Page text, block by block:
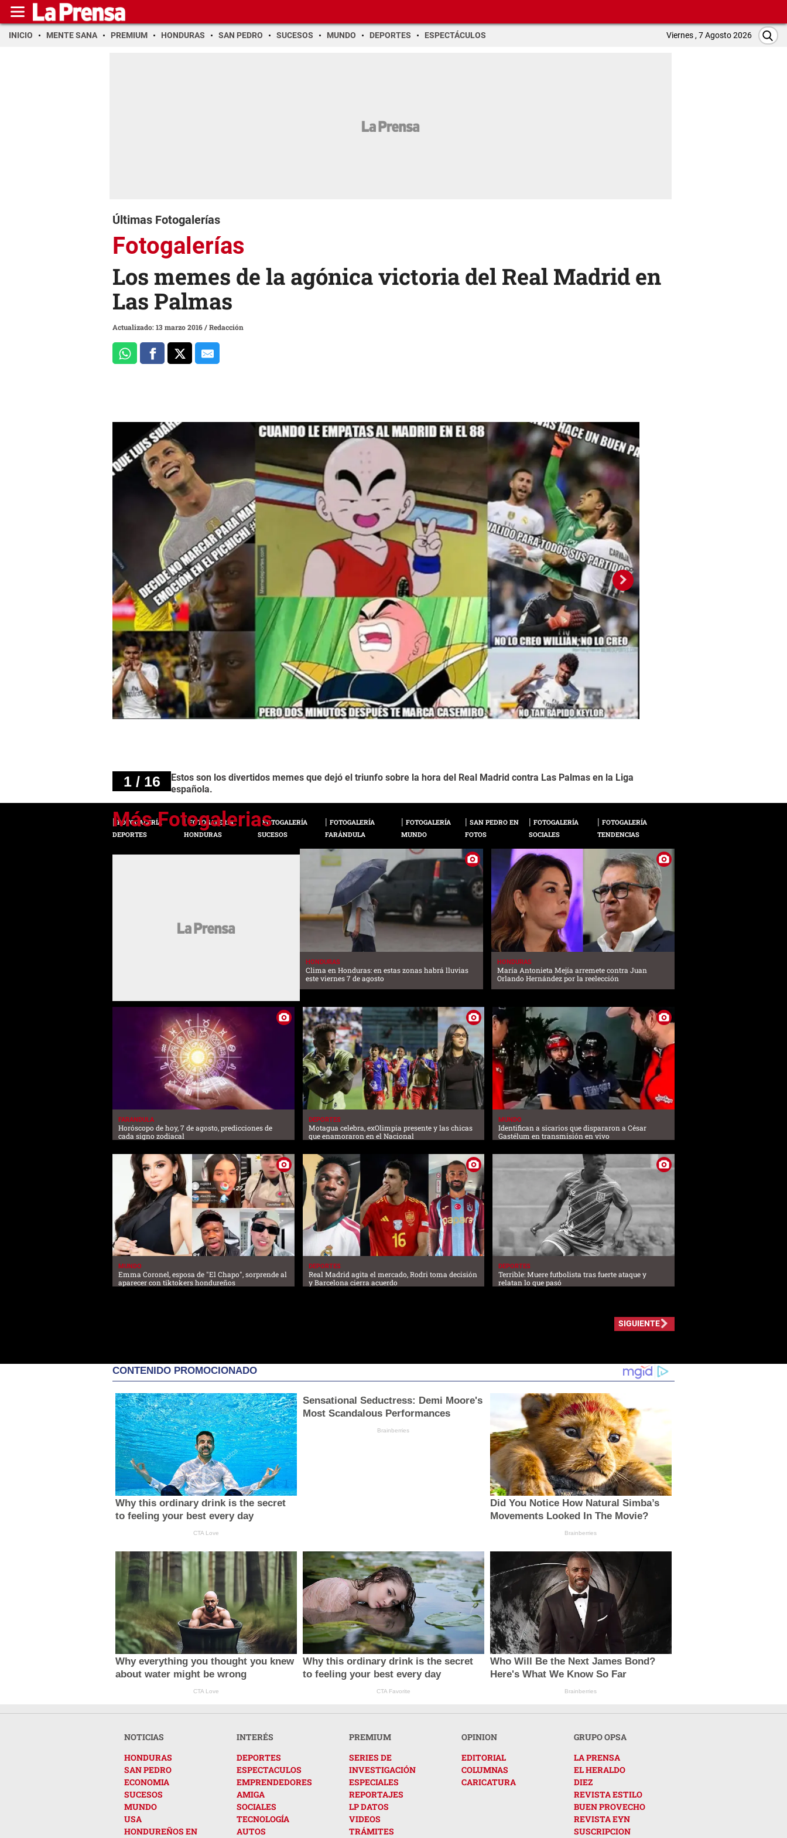
INICIO MENTE SANA PREMIUM HONDURAS SAN PEDRO SUCESOS MUNDO DEPORTES ESPECTÁCULOS Viernes , 7 Agosto 2026
Últimas Fotogalerías
Fotogalerías
Los memes de la agónica victoria del Real Madrid en
Las Palmas
Actualizado: 13 marzo 2016/Redacción
1 / 16
Estos son los divertidos memes que dejó el triunfo sobre la hora del Real Madrid contra Las Palmas en la Liga
española.
FOTOGALERÍA
DEPORTES
FOTOGALERÍA
HONDURAS
FOTOGALERÍA
SUCESOS
FOTOGALERÍA
FARÁNDULA
FOTOGALERÍA
MUNDO
SAN PEDRO EN
FOTOS
FOTOGALERÍA
SOCIALES
FOTOGALERÍA
TENDENCIAS
HONDURAS
Clima en Honduras: en estas zonas habrá lluvias
este viernes 7 de agosto
HONDURAS
María Antonieta Mejía arremete contra Juan
Orlando Hernández por la reelección
FARANDULA
Horóscopo de hoy, 7 de agosto, predicciones de
cada signo zodiacal
DEPORTES
Motagua celebra, exOlimpia presente y las chicas
que enamoraron en el Nacional
MUNDO
Identifican a sicarios que dispararon a César
Gastélum en transmisión en vivo
MUNDO
Emma Coronel, esposa de "El Chapo", sorprende al
aparecer con tiktokers hondureños
DEPORTES
Real Madrid agita el mercado, Rodri toma decisión
y Barcelona cierra acuerdo
DEPORTES
Terrible: Muere futbolista tras fuerte ataque y
relatan lo que pasó
SIGUIENTE
CONTENIDO PROMOCIONADO
Why this ordinary drink is the secret
to feeling your best every day
CTA Love
Sensational Seductress: Demi Moore's
Most Scandalous Performances
Brainberries
Did You Notice How Natural Simba’s
Movements Looked In The Movie?
Brainberries
Why everything you thought you knew
about water might be wrong
CTA Love
Why this ordinary drink is the secret
to feeling your best every day
CTA Favorite
Who Will Be the Next James Bond?
Here's What We Know So Far
Brainberries
NOTICIAS
HONDURAS
SAN PEDRO
ECONOMIA
SUCESOS
MUNDO
USA
HONDUREÑOS EN
INTERÉS
DEPORTES
ESPECTACULOS
EMPRENDEDORES
AMIGA
SOCIALES
TECNOLOGÍA
AUTOS
PREMIUM
SERIES DE
INVESTIGACIÓN
ESPECIALES
REPORTAJES
LP DATOS
VIDEOS
TRÁMITES
OPINION
EDITORIAL
COLUMNAS
CARICATURA
GRUPO OPSA
LA PRENSA
EL HERALDO
DIEZ
REVISTA ESTILO
BUEN PROVECHO
REVISTA EYN
SUSCRIPCION